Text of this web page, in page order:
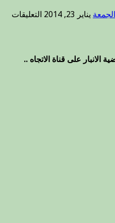
يناير 23, 2014 التعليقات
على قناة الاتجاه ..